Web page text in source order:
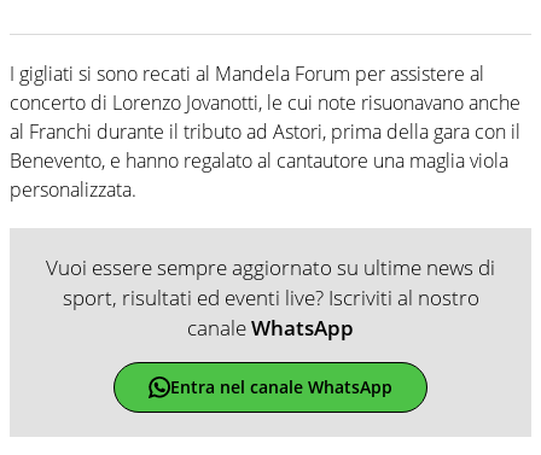
I gigliati si sono recati al Mandela Forum per assistere al
concerto di Lorenzo Jovanotti, le cui note risuonavano anche
al Franchi durante il tributo ad Astori, prima della gara con il
Benevento, e hanno regalato al cantautore una maglia viola
personalizzata.
Vuoi essere sempre aggiornato su ultime news di
sport, risultati ed eventi live? Iscriviti al nostro
canaleWhatsApp
Entra nel canale WhatsApp